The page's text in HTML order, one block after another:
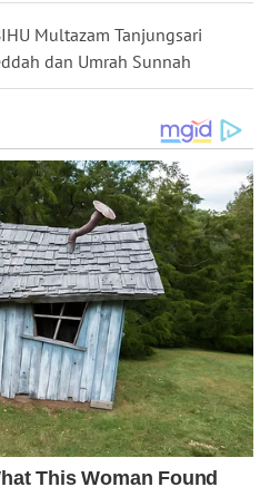
Multazam Tanjungsari
dan Umrah Sunnah